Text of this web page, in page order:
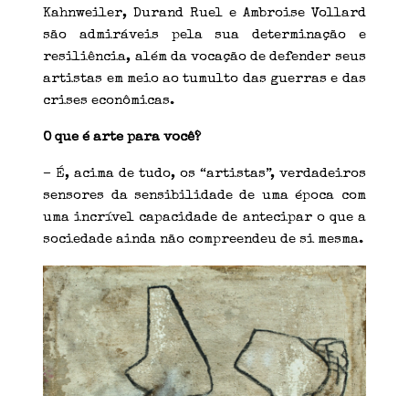
Kahnweiler, Durand Ruel e Ambroise Vollard
são admiráveis ​​pela sua determinação e
resiliência, além da vocação de defender seus
artistas em meio ao tumulto das guerras e das
crises econômicas.
O que é arte para você?
– É, acima de tudo, os “artistas”, verdadeiros
sensores da sensibilidade de uma época com
uma incrível capacidade de antecipar o que a
sociedade ainda não compreendeu de si mesma.